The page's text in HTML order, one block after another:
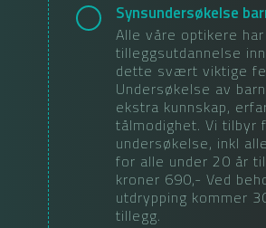
Synsundersøkelse
Alle våre optikere
tilleggsutdannelse
dette svært viktige
Undersøkelse av
ekstra kunnskap,
tålmodighet. Vi tilbyr
undersøkelse, inkl
for alle under 20 år
kroner 690,- Ved
utdrypping kommer
tillegg.